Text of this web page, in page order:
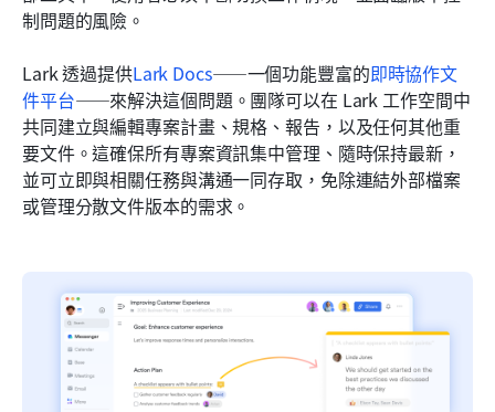
制問題的風險。
Lark 透過提供Lark Docs——一個功能豐富的即時協作文
件平台——來解決這個問題。團隊可以在 Lark 工作空間中
共同建立與編輯專案計畫、規格、報告，以及任何其他重
要文件。這確保所有專案資訊集中管理、隨時保持最新，
並可立即與相關任務與溝通一同存取，免除連結外部檔案
或管理分散文件版本的需求。